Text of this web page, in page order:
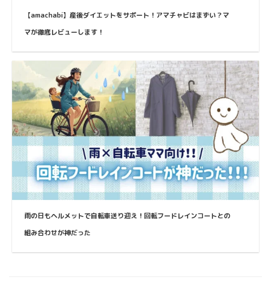
【amachabi】産後ダイエットをサポート！アマチャビはまずい？マ
マが徹底レビューします！
雨の日もヘルメットで自転車送り迎え！回転フードレインコートとの
組み合わせが神だった